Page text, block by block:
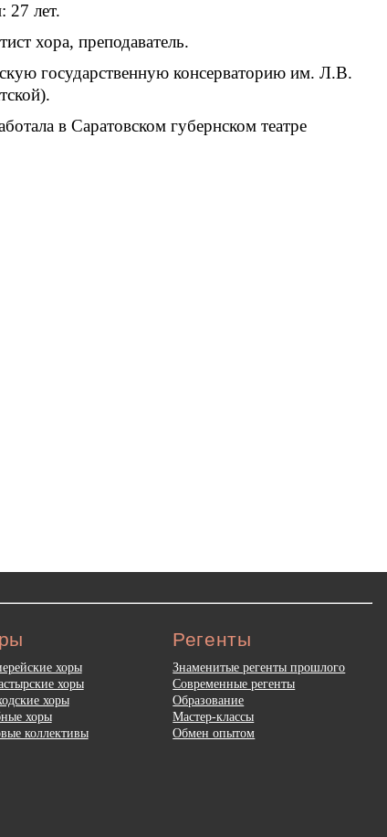
27 лет.
хора, преподаватель.
государственную консерваторию им. Л.В.
в Саратовском губернском театре
хоры
хоры
хоры
хоры
коллективы
Регенты
Знаменитые регенты прошлого
Современные регенты
Образование
Мастер-классы
Обмен опытом